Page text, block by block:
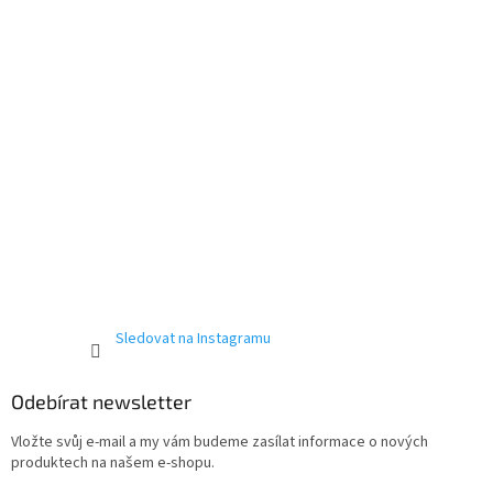
Sledovat na Instagramu
Odebírat newsletter
Vložte svůj e-mail a my vám budeme zasílat informace o nových
produktech na našem e-shopu.